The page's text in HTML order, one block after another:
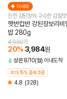
더세페
진한 강된장의 구수한 감칠맛!
햇반컵반 강된장보리비
밥 280g
20% 3,984원
4,980원
상온 8/10(월) 이내도착
최대 15% 중복쿠폰
4.8 (328)